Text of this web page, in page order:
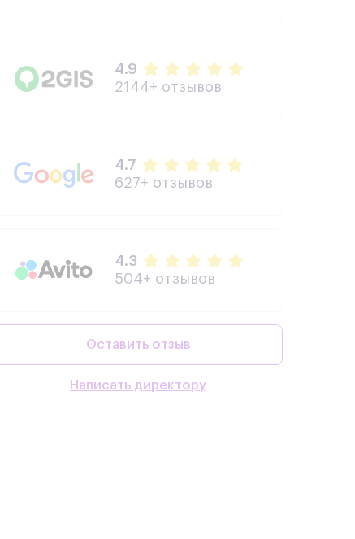
4.9
2144+ отзывов
4.7
627+ отзывов
4.3
504+ отзывов
Оставить отзыв
Написать директору